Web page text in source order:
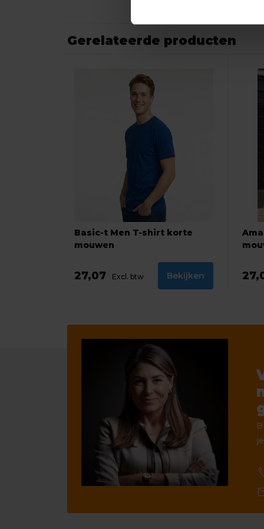
Gerelateerde producten
Basic-t Men T-shirt korte
mouwen
27,07 Excl. btw Bekijken